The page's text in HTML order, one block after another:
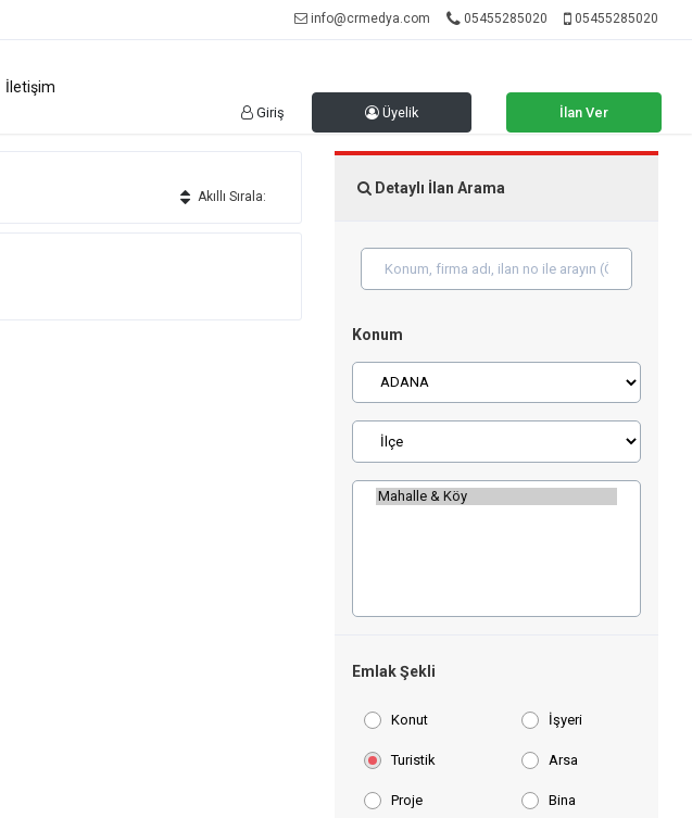
info@crmedya.com 05455285020 05455285020
Giriş Üyelik İlan Ver
İletişim
Detaylı İlan Arama
Konum
Emlak Şekli
Konut İşyeri
Turistik Arsa
Proje Bina
Akıllı Sırala: